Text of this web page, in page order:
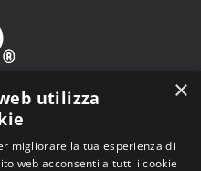
×
utilizza
migliorare la tua esperienza di
web acconsenti a tutti i cookie